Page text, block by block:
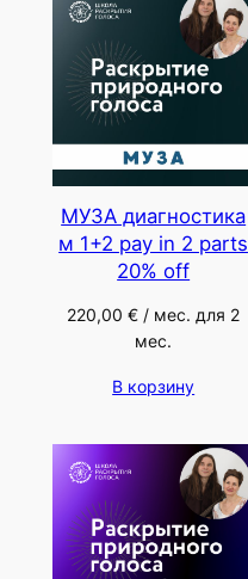
МУЗА диагностика
м 1+2 pay in 2 parts
20% off
220,00€ / мес. для 2
мес.
В корзину